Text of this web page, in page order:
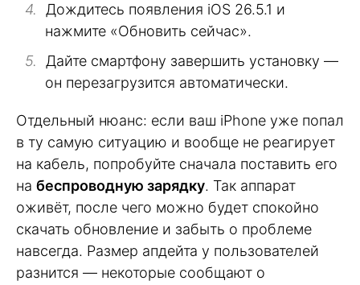
Дождитесь появления iOS 26.5.1 и
нажмите «Обновить сейчас».
Дайте смартфону завершить установку —
он перезагрузится автоматически.
Отдельный нюанс: если ваш iPhone уже попал
в ту самую ситуацию и вообще не реагирует
на кабель, попробуйте сначала поставить его
на беспроводную зарядку. Так аппарат
оживёт, после чего можно будет спокойно
скачать обновление и забыть о проблеме
навсегда. Размер апдейта у пользователей
разнится — некоторые сообщают о